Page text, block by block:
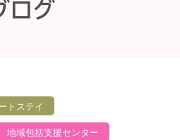
ログ
ログ
トステイ
地域包括支援センター